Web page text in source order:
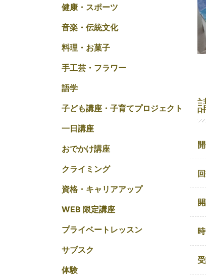
健康・スポーツ
音楽・伝統文化
料理・お菓子
手工芸・フラワー
語学
子ども講座・子育てプロジェクト
一日講座
おでかけ講座
クライミング
資格・キャリアアップ
WEB 限定講座
プライベートレッスン
サブスク
体験